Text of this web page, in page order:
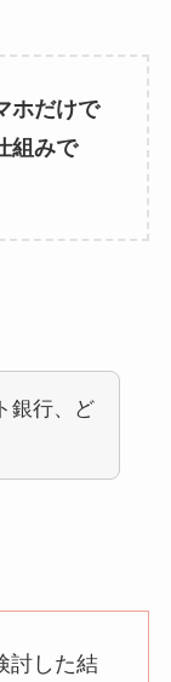
ホだけで
組みで
銀行、ど
討した結